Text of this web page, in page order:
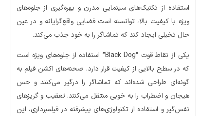
استفاده از تکنیک‌های سینمایی مدرن و بهره‌گیری از جلوه‌های
ویژه با کیفیت بالا، توانسته است فضایی واقع‌گرایانه و در عین
حال تخیلی ایجاد کند که تماشاگر را به خود جذب می‌کند.
یکی از نقاط قوت “Black Dog” استفاده از جلوه‌های ویژه است
که در سطح بالایی از کیفیت قرار دارد. صحنه‌های اکشن فیلم به
گونه‌ای طراحی شده‌اند که تماشاگر را درگیر می‌کنند و حس
هیجان و اضطراب را به خوبی منتقل می‌کنند. تعقیب و گریزهای
نفس‌گیر و استفاده از تکنولوژی‌های پیشرفته در فیلمبرداری، این